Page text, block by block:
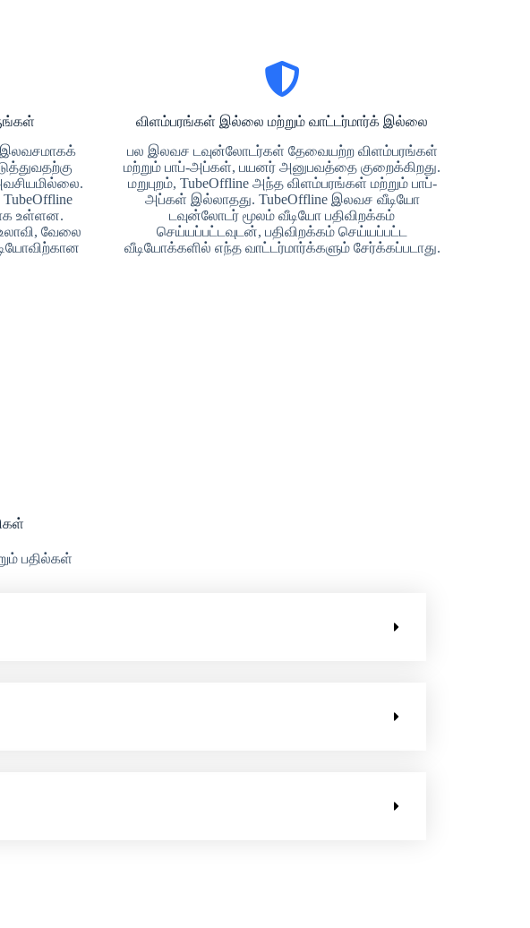
இலவசமாகக்
உள்ளன.
வேலை
விளம்பரங்கள் இல்லை மற்றும் வாட்டர்மார்க் இல்லை
பல இலவச டவுன்லோடர்கள் தேவையற்ற விளம்பரங்கள்
மற்றும் பாப்-அப்கள், பயனர் அனுபவத்தை குறைக்கிறது.
மறுபுறம், TubeOffline அந்த விளம்பரங்கள் மற்றும் பாப்-
அப்கள் இல்லாதது. TubeOffline இலவச வீடியோ
டவுன்லோடர் மூலம் வீடியோ பதிவிறக்கம்
செய்யப்பட்டவுடன், பதிவிறக்கம் செய்யப்பட்ட
வீடியோக்களில் எந்த வாட்டர்மார்க்களும் சேர்க்கப்படாது.
பதில்கள்